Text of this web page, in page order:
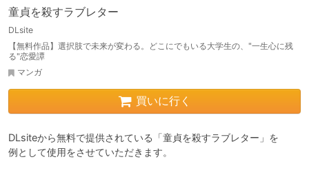
童貞を殺すラブレター
DLsite
【無料作品】選択肢で未来が変わる。どこにでもいる大学生の、"一生心に残
る"恋愛譚
マンガ
買いに行く
DLsiteから無料で提供されている「童貞を殺すラブレター」を
例として使用をさせていただきます。